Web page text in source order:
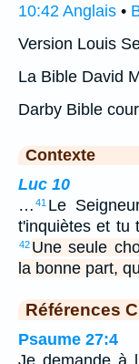
10:42 Anglais •
Version Louis
La Bible David
Darby Bible
Contexte
Luc 10
… 41 Le
t'inquiètes et tu
42 Une seule
la bonne part,
Références
Psaume 27:4
Je demande à